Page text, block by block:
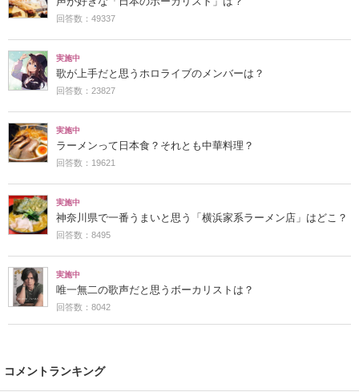
回答数：49337
実施中
歌が上手だと思うホロライブのメンバーは？
回答数：23827
実施中
ラーメンって日本食？それとも中華料理？
回答数：19621
実施中
神奈川県で一番うまいと思う「横浜家系ラーメン店」はどこ？
回答数：8495
実施中
唯一無二の歌声だと思うボーカリストは？
回答数：8042
コメントランキング